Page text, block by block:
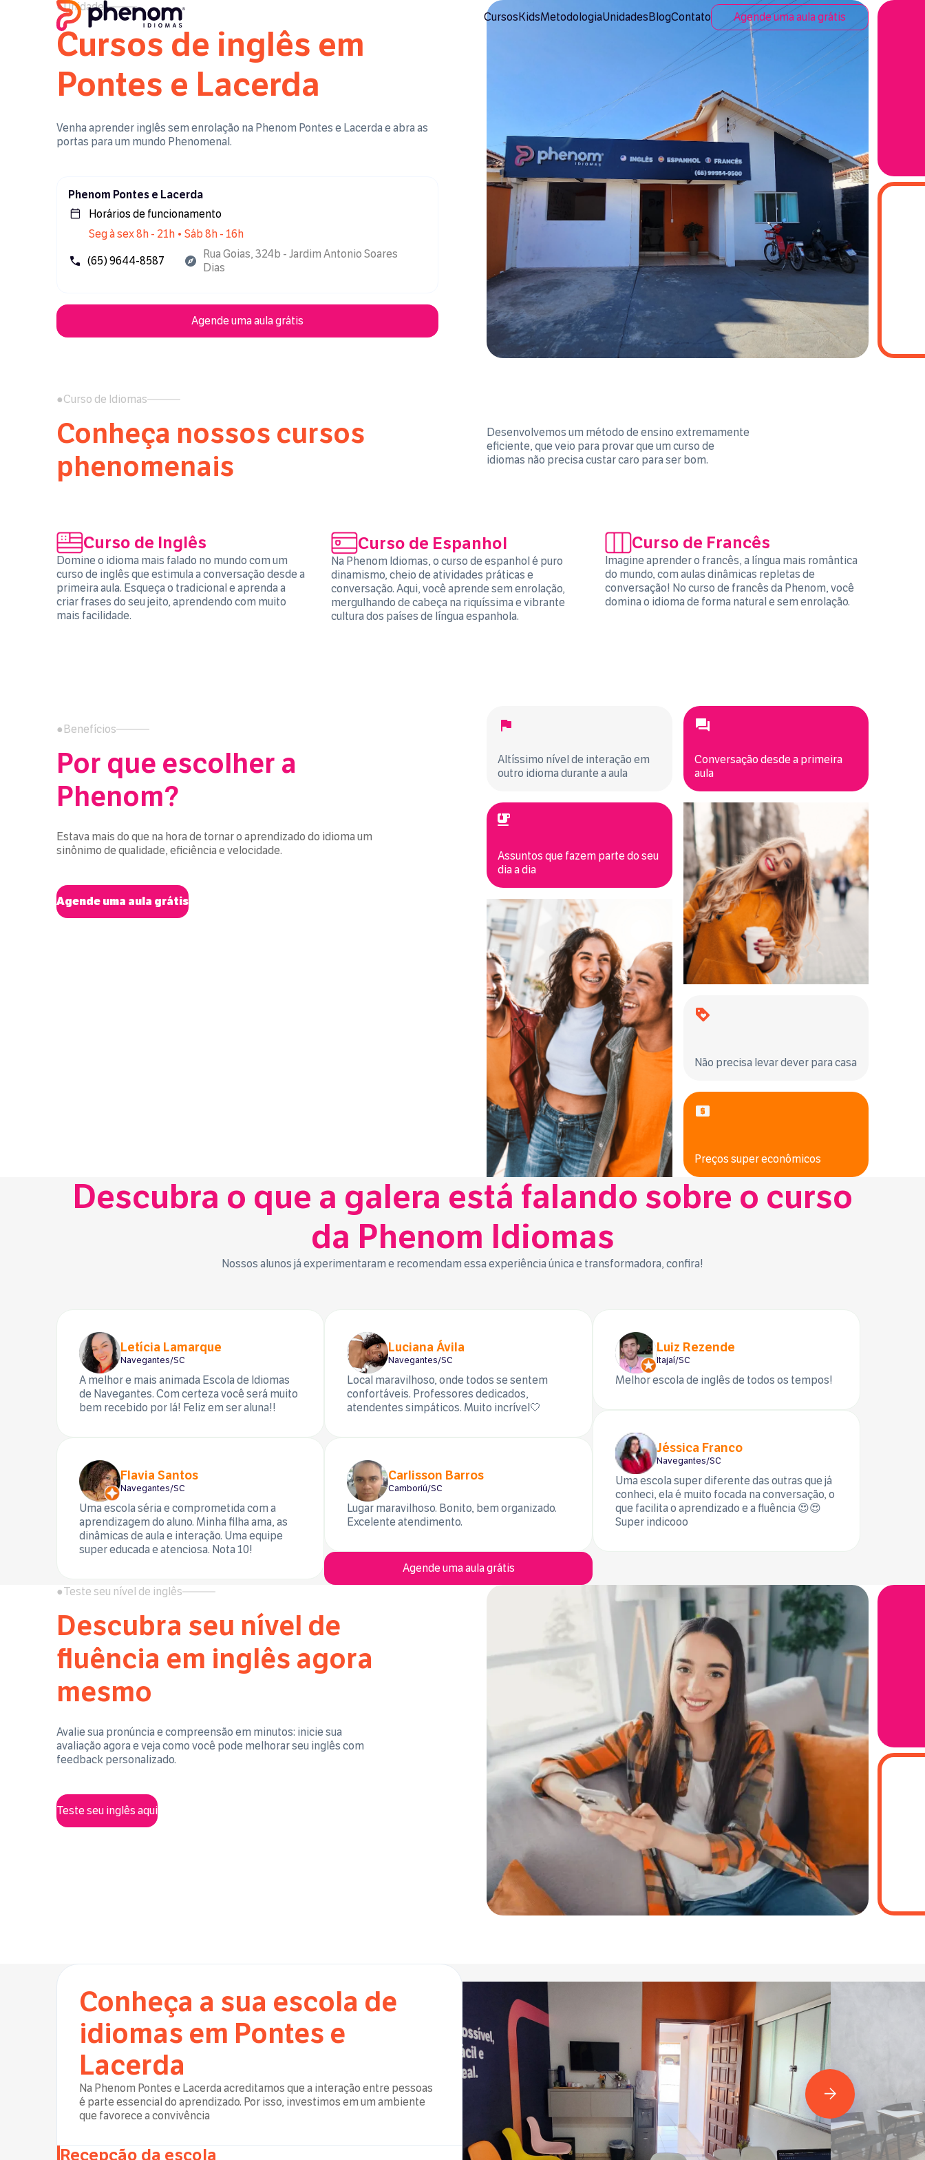
CursosKidsMetodologiaUnidadesBlogContato Agende uma aula grátis
●Unidade
Cursos de inglês em
Pontes e Lacerda
Venha aprender inglês sem enrolação na Phenom Pontes e Lacerda e abra as
portas para um mundo Phenomenal.
Phenom Pontes e Lacerda
Horários de funcionamento
Seg à sex 8h - 21h • Sáb 8h - 16h
(65) 9644-8587
Rua Goias, 324b - Jardim Antonio Soares
Dias
Agende uma aula grátis
●Curso de Idiomas
Conheça nossos cursos
phenomenais
Desenvolvemos um método de ensino extremamente
eficiente, que veio para provar que um curso de
idiomas não precisa custar caro para ser bom.
Curso de Inglês
Domine o idioma mais falado no mundo com um
curso de inglês que estimula a conversação desde a
primeira aula. Esqueça o tradicional e aprenda a
criar frases do seu jeito, aprendendo com muito
mais facilidade.
Curso de Espanhol
Na Phenom Idiomas, o curso de espanhol é puro
dinamismo, cheio de atividades práticas e
conversação. Aqui, você aprende sem enrolação,
mergulhando de cabeça na riquíssima e vibrante
cultura dos países de língua espanhola.
Curso de Francês
Imagine aprender o francês, a língua mais romântica
do mundo, com aulas dinâmicas repletas de
conversação! No curso de francês da Phenom, você
domina o idioma de forma natural e sem enrolação.
● Benefícios
Por que escolher a
Phenom?
Estava mais do que na hora de tornar o aprendizado do idioma um
sinônimo de qualidade, eficiência e velocidade.
Agende uma aula grátis
Altíssimo nível de interação em
outro idioma durante a aula
Conversação desde a primeira
aula
Assuntos que fazem parte do seu
dia a dia
Não precisa levar dever para casa
Preços super econômicos
Descubra o que a galera está falando sobre o curso
da Phenom Idiomas
Nossos alunos já experimentaram e recomendam essa experiência única e transformadora, confira!
Letícia Lamarque
Navegantes/SC
A melhor e mais animada Escola de Idiomas
de Navegantes. Com certeza você será muito
bem recebido por lá! Feliz em ser aluna!!
Flavia Santos
Navegantes/SC
Uma escola séria e comprometida com a
aprendizagem do aluno. Minha filha ama, as
dinâmicas de aula e interação. Uma equipe
super educada e atenciosa. Nota 10!
Luciana Ávila
Navegantes/SC
Local maravilhoso, onde todos se sentem
confortáveis. Professores dedicados,
atendentes simpáticos. Muito incrível🤍
Carlisson Barros
Camboriú/SC
Lugar maravilhoso. Bonito, bem organizado.
Excelente atendimento.
Agende uma aula grátis
Luiz Rezende
Itajaí/SC
Melhor escola de inglês de todos os tempos!
Jéssica Franco
Navegantes/SC
Uma escola super diferente das outras que já
conheci, ela é muito focada na conversação, o
que facilita o aprendizado e a fluência 😍😍
Super indicooo
●Teste seu nível de inglês
Descubra seu nível de
fluência em inglês agora
mesmo
Avalie sua pronúncia e compreensão em minutos: inicie sua
avaliação agora e veja como você pode melhorar seu inglês com
feedback personalizado.
Teste seu inglês aqui
Conheça a sua escola de
idiomas em Pontes e
Lacerda
Na Phenom Pontes e Lacerda acreditamos que a interação entre pessoas
é parte essencial do aprendizado. Por isso, investimos em um ambiente
que favorece a convivência
Recepção da escola